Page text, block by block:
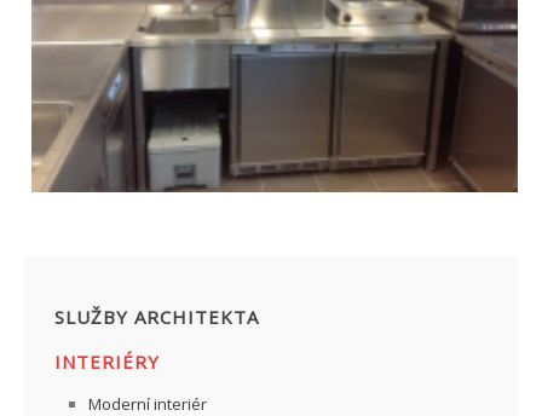
SLUŽBY ARCHITEKTA
INTERIÉRY
Moderní interiér